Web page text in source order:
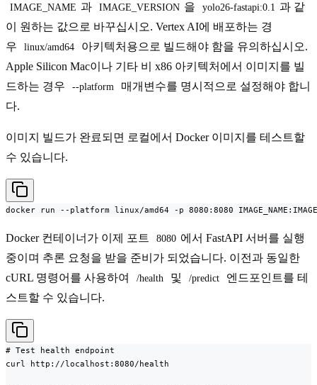
IMAGE_NAME 과 IMAGE_VERSION 을 yolo26-fastapi:0.1 과 같
이 원하는 값으로 바꾸십시오. Vertex AI에 배포하는 경
우
linux/amd64
아키텍처용으로 빌드해야 함을 유의하십시오.
Apple Silicon Mac이나 기타 비 x86 아키텍처에서 이미지를 빌
드하는 경우
--platform
매개변수를 명시적으로 설정해야 합니
다.
이미지 빌드가 완료되면 로컬에서 Docker 이미지를 테스트할
수 있습니다.
docker run --platform linux/amd64 -p 8080:8080
Docker 컨테이너가 이제 포트 8080 에서 FastAPI 서버를 실행
중이며 추론 요청을 받을 준비가 되었습니다. 이전과 동일한
cURL 명령어를 사용하여
/health 및 /predict
엔드포인트를 테
스트할 수 있습니다.
# Test health endpoint
curl http://localhost:8080/health